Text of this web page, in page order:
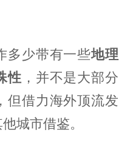
多少带有一些地理
性 ，并不是大部分
但借力海外顶流发
城市借鉴。